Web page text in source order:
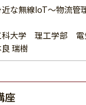
近な無線IoT～物流管
科大学 理工学部
瑞樹
座